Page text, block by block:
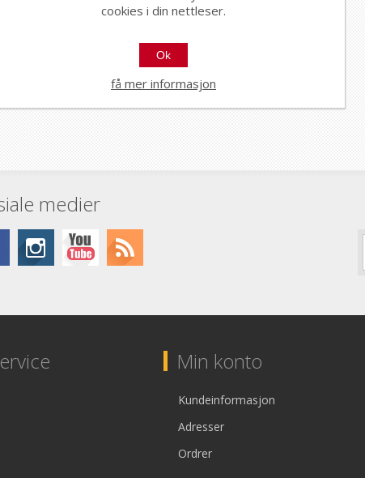
medier
Min konto
Kundeinformasjon
Adresser
Ordrer
cookies i din nettleser.
Ok
få mer informasjon